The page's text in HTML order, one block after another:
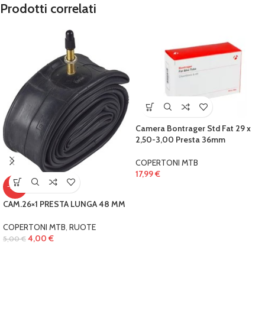
Prodotti correlati
-20%
CAM.26×1 PRESTA LUNGA 48 MM
COPERTONI MTB RUOTE
5,00€ 4,00 €
Camera Bontrager Std Fat 29 x
2,50-3,00 Presta 36mm
COPERTONI MTB
17,99€